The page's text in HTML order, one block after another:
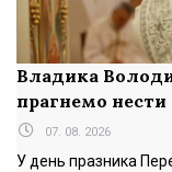
Владика
прагнемо нести
07. 08. 2026
У день празника